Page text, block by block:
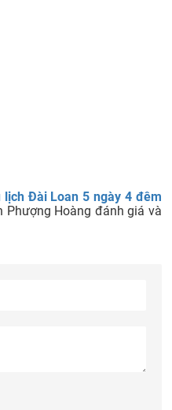
lịch Đài Loan 5 ngày 4 đêm
Phượng Hoàng đánh giá và